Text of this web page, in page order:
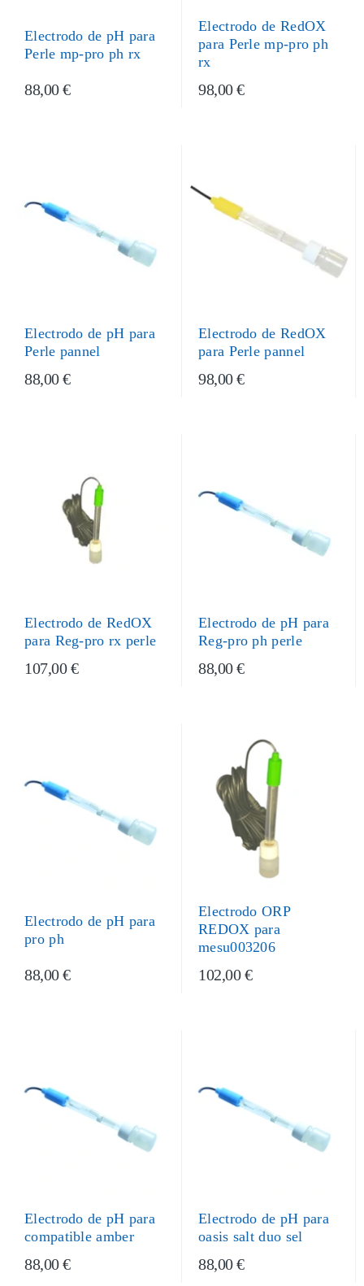
Electrodo de pH para
Perle mp-pro ph rx
88,00 €
Electrodo de RedOX
para Perle mp-pro ph
rx
98,00 €
Electrodo de pH para
Perle pannel
88,00 €
Electrodo de RedOX
para Perle pannel
98,00 €
Electrodo de RedOX
para Reg-pro rx perle
107,00 €
Electrodo de pH para
Reg-pro ph perle
88,00 €
Electrodo de pH para
pro ph
88,00 €
Electrodo ORP
REDOX para
mesu003206
102,00 €
Electrodo de pH para
compatible amber
88,00 €
Electrodo de pH para
oasis salt duo sel
88,00 €